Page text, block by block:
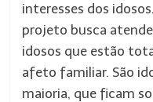
interesses dos
projeto busca
idosos que estão
afeto familiar. São
maioria, que ficam